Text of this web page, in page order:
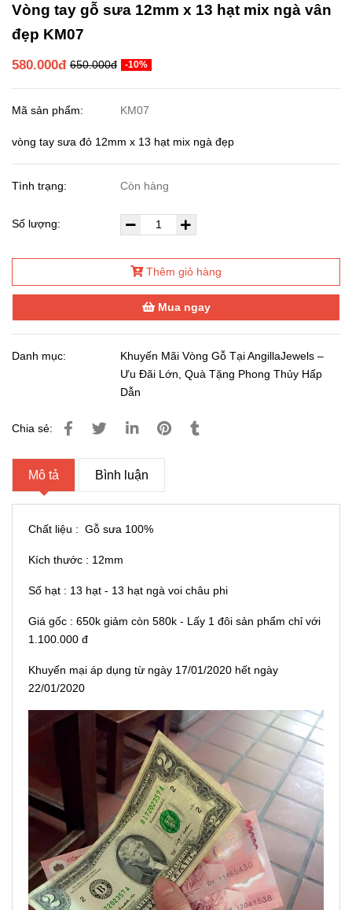
Vòng tay gỗ sưa 12mm x 13 hạt mix ngà vân
đẹp KM07
580.000đ 650.000đ -10%
Mã sản phẩm: KM07
vòng tay sưa đỏ 12mm x 13 hạt mix ngà đẹp
Tình trạng: Còn hàng
Số lượng:
Thêm giỏ hàng
Mua ngay
Danh mục:
Khuyến Mãi Vòng Gỗ Tại AngillaJewels –
Ưu Đãi Lớn, Quà Tặng Phong Thủy Hấp
Dẫn
Chia sẻ:
Mô tả Bình luận
Chất liệu : Gỗ sưa 100%
Kích thước : 12mm
Số hạt : 13 hạt - 13 hạt ngà voi châu phi
Giá gốc : 650k giảm còn 580k - Lấy 1 đôi sản phẩm chỉ với
1.100.000 đ
Khuyến mại áp dụng từ ngày 17/01/2020 hết ngày
22/01/2020